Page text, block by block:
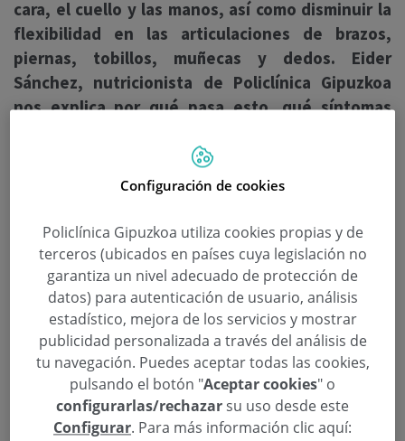
cara, el cuello y las manos, así como disminuir la
flexibilidad en las articulaciones de brazos,
piernas, tobillos, muñecas y dedos. Eider
Sánchez, nutricionista de Policlínica Gipuzkoa
nos explica por qué pasa esto, qué síntomas
El agua es el elemento más abundante de nuestro
mínimo, el 50% del total del peso corporal. Hay
veces en las que éste agua se acumula en nuestro
cuerpo por diferentes causas. “La retención de
líquidos, también conocida como edema, es
ocasionada por una acumulación excesiva de líquido
en los tejidos del cuerpo, tanto debajo de la piel,
como en los tejidos que están fuera del sistema
circulatorio” explica la nutricionista de Policlínica
Gipuzkoa.
Configuración de cookies
Policlínica Gipuzkoa utiliza cookies propias y de
terceros (ubicados en países cuya legislación no
garantiza un nivel adecuado de protección de
datos) para autenticación de usuario, análisis
estadístico, mejora de los servicios y mostrar
publicidad personalizada a través del análisis de
tu navegación. Puedes aceptar todas las cookies,
pulsando el botón "Aceptar cookies" o
configurarlas/rechazarsu uso desde este
Configurar. Para más información clic aquí: